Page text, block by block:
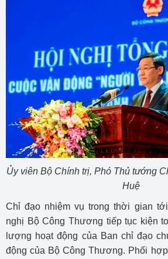
Ủy viên Bộ Chính trị, Phó Thủ tướng
Huệ
Chỉ đạo nhiệm vụ trong thời gian
nghị Bộ Công Thương tiếp tục kiện
lượng hoạt động của Ban chỉ đạo
động của Bộ Công Thương. Phối